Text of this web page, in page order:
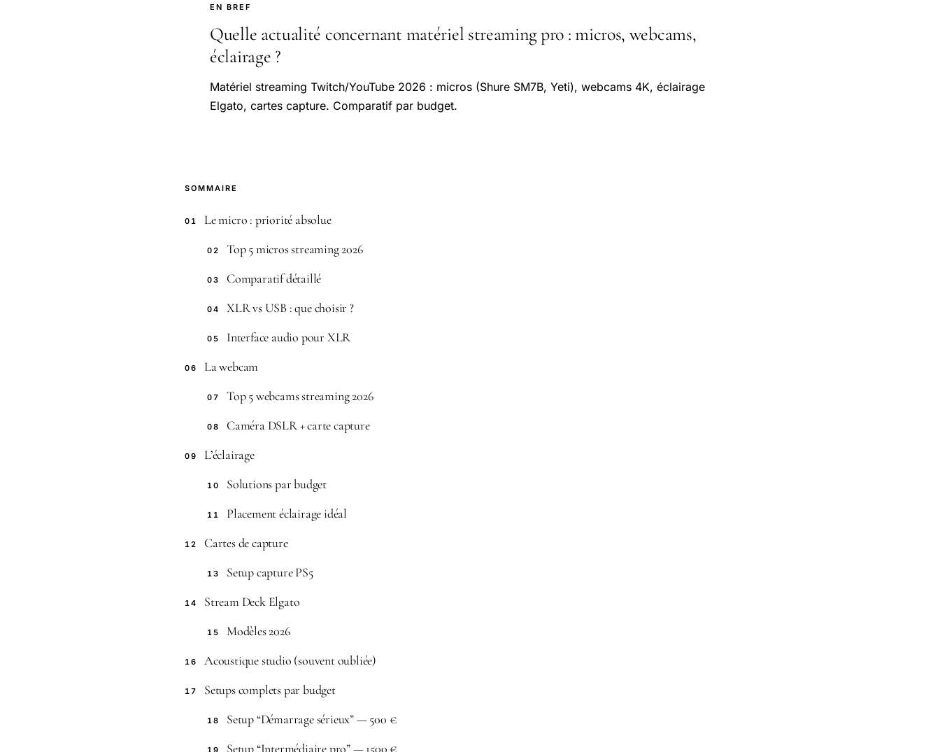
EN BREF
Quelle actualité concernant matériel streaming pro : micros, webcams,
éclairage ?
Matériel streaming Twitch/YouTube 2026 : micros (Shure SM7B, Yeti), webcams 4K, éclairage
Elgato, cartes capture. Comparatif par budget.
SOMMAIRE
01 Le micro : priorité absolue
02 Top 5 micros streaming 2026
03 Comparatif détaillé
04 XLR vs USB : que choisir ?
05 Interface audio pour XLR
06 La webcam
07 Top 5 webcams streaming 2026
08 Caméra DSLR + carte capture
09 L’éclairage
10 Solutions par budget
11 Placement éclairage idéal
12 Cartes de capture
13 Setup capture PS5
14 Stream Deck Elgato
15 Modèles 2026
16 Acoustique studio (souvent oubliée)
17 Setups complets par budget
18 Setup “Démarrage sérieux” — 500 €
19 Setup “Intermédiaire pro” — 1500 €